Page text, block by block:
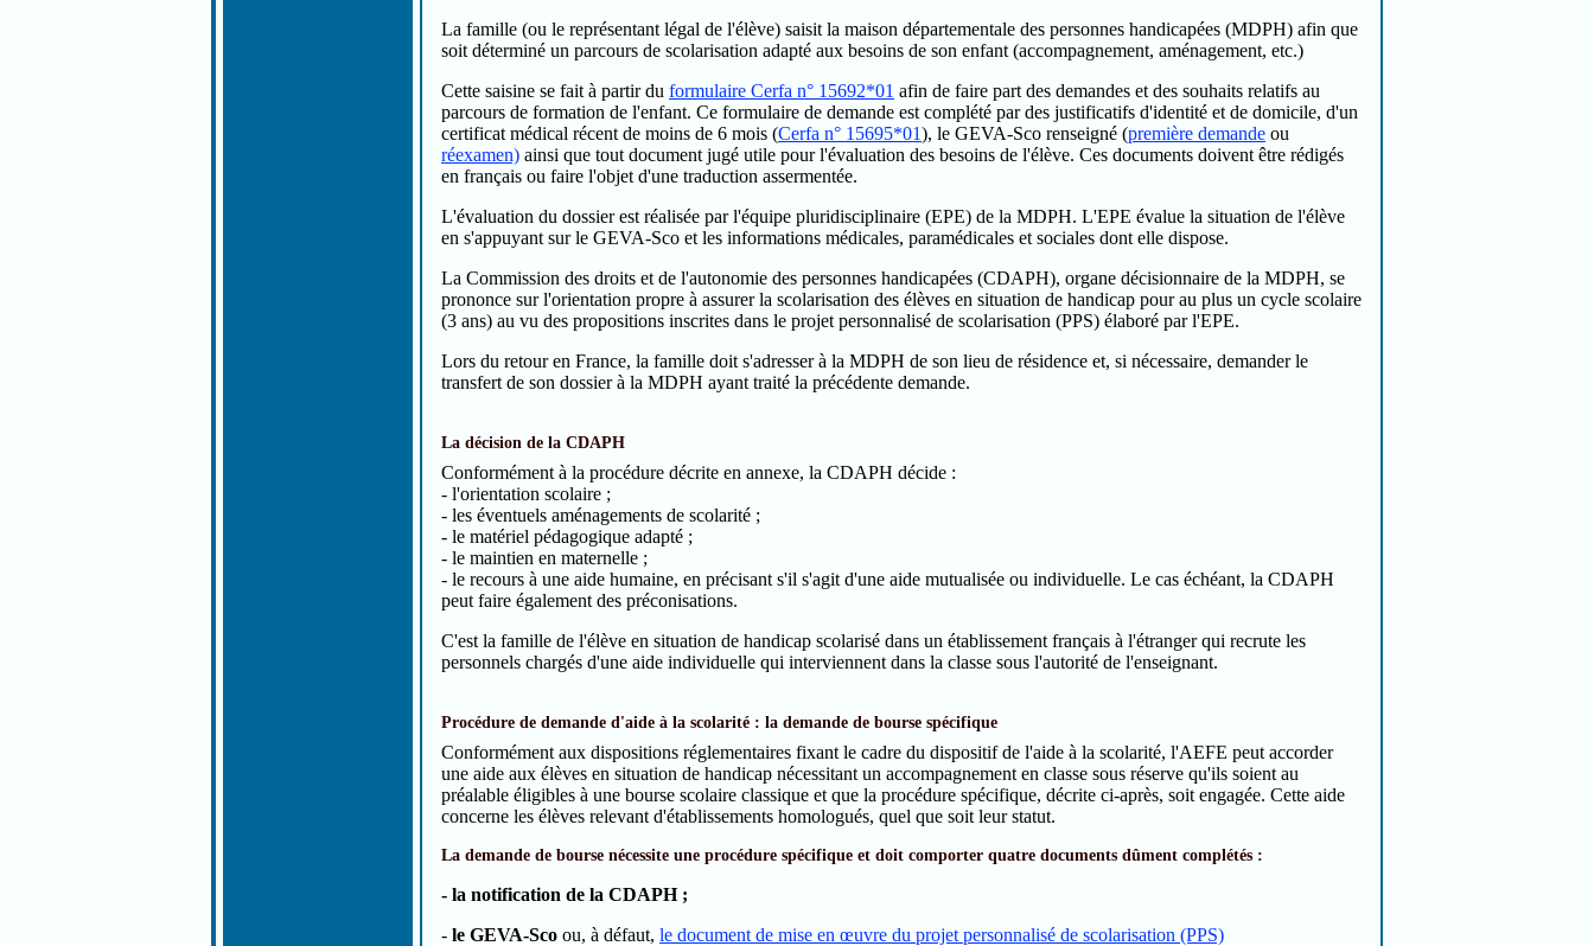
La famille (ou le représentant légal de l'élève) saisit la maison départementale des personnes handicapées (MDPH) afin que
soit déterminé un parcours de scolarisation adapté aux besoins de son enfant (accompagnement, aménagement, etc.)
Cette saisine se fait à partir du formulaire Cerfa n° 15692*01 afin de faire part des demandes et des souhaits relatifs au
parcours de formation de l'enfant. Ce formulaire de demande est complété par des justificatifs d'identité et de domicile, d'un
certificat médical récent de moins de 6 mois (Cerfa n° 15695*01), le GEVA-Sco renseigné (première demande ou
réexamen) ainsi que tout document jugé utile pour l'évaluation des besoins de l'élève. Ces documents doivent être rédigés
en français ou faire l'objet d'une traduction assermentée.
L'évaluation du dossier est réalisée par l'équipe pluridisciplinaire (EPE) de la MDPH. L'EPE évalue la situation de l'élève
en s'appuyant sur le GEVA-Sco et les informations médicales, paramédicales et sociales dont elle dispose.
La Commission des droits et de l'autonomie des personnes handicapées (CDAPH), organe décisionnaire de la MDPH, se
prononce sur l'orientation propre à assurer la scolarisation des élèves en situation de handicap pour au plus un cycle scolaire
(3 ans) au vu des propositions inscrites dans le projet personnalisé de scolarisation (PPS) élaboré par l'EPE.
Lors du retour en France, la famille doit s'adresser à la MDPH de son lieu de résidence et, si nécessaire, demander le
transfert de son dossier à la MDPH ayant traité la précédente demande.
La décision de la CDAPH
Conformément à la procédure décrite en annexe, la CDAPH décide :
- l'orientation scolaire ;
- les éventuels aménagements de scolarité ;
- le matériel pédagogique adapté ;
- le maintien en maternelle ;
- le recours à une aide humaine, en précisant s'il s'agit d'une aide mutualisée ou individuelle. Le cas échéant, la CDAPH
peut faire également des préconisations.
C'est la famille de l'élève en situation de handicap scolarisé dans un établissement français à l'étranger qui recrute les
personnels chargés d'une aide individuelle qui interviennent dans la classe sous l'autorité de l'enseignant.
Procédure de demande d'aide à la scolarité : la demande de bourse spécifique
Conformément aux dispositions réglementaires fixant le cadre du dispositif de l'aide à la scolarité, l'AEFE peut accorder
une aide aux élèves en situation de handicap nécessitant un accompagnement en classe sous réserve qu'ils soient au
préalable éligibles à une bourse scolaire classique et que la procédure spécifique, décrite ci-après, soit engagée. Cette aide
concerne les élèves relevant d'établissements homologués, quel que soit leur statut.
La demande de bourse nécessite une procédure spécifique et doit comporter quatre documents dûment complétés :
- la notification de la CDAPH ;
- le GEVA-Sco ou, à défaut, le document de mise en œuvre du projet personnalisé de scolarisation (PPS)